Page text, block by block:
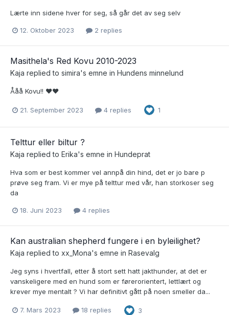
Lærte inn sidene hver for seg, så går det av seg selv
12. Oktober 2023 2 replies
Masithela's Red Kovu 2010-2023
Kaja replied to simira's emne in Hundens minnelund
Ååå Kovu!! ❤️❤️
21. September 2023 4 replies 1
Telttur eller biltur ?
Kaja replied to Erika's emne in Hundeprat
Hva som er best kommer vel annpå din hind, det er jo bare p
prøve seg fram. Vi er mye på telttur med vår, han storkoser seg
da
18. Juni 2023 4 replies
Kan australian shepherd fungere i en byleilighet?
Kaja replied to xx_Mona's emne in Rasevalg
Jeg syns i hvertfall, etter å stort sett hatt jakthunder, at det er
vanskeligere med en hund som er førerorientert, lettlært og
krever mye mentalt ? Vi har definitivt gått på noen smeller da...
7. Mars 2023 18 replies 3